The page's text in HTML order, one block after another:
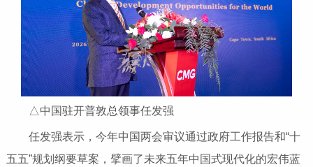
△中国驻开普敦总领事任发强
任发强表示，今年中国两会审议通过政府工作报告和“十
五五”规划纲要草案，擘画了未来五年中国式现代化的宏伟蓝